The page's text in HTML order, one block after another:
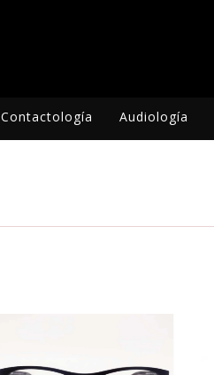
Contactología Audiología